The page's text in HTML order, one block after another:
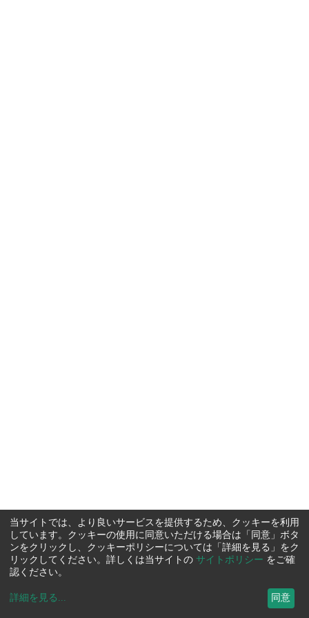
当サイトでは、より良いサービスを提供するため、クッキーを利用
しています。クッキーの使用に同意いただける場合は「同意」ボタ
ンをクリックし、クッキーポリシーについては「詳細を見る」をク
リックしてください。詳しくは当サイトの サイトポリシー をご確
認ください。
詳細を見る ... 同意